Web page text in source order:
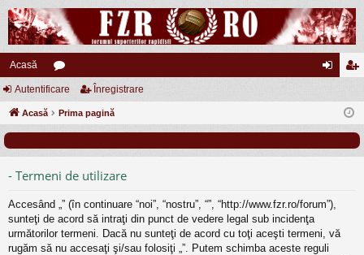
Acasă
or
u eg
Autentificare Înregistrare
Acasă Prima pagină
- Termeni de utilizare
Accesând „” (în continuare “noi”, “nostru”, “”, “http://www.fzr.ro/forum”),
sunteţi de acord să intraţi din punct de vedere legal sub incidenţa
următorilor termeni. Dacă nu sunteţi de acord cu toţi aceşti termeni, vă
rugăm să nu accesaţi şi/sau folosiţi „”. Putem schimba aceste reguli